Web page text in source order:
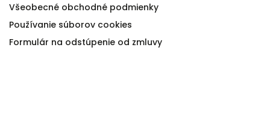
Všeobecné obchodné podmienky
Používanie súborov cookies
Formulár na odstúpenie od zmluvy